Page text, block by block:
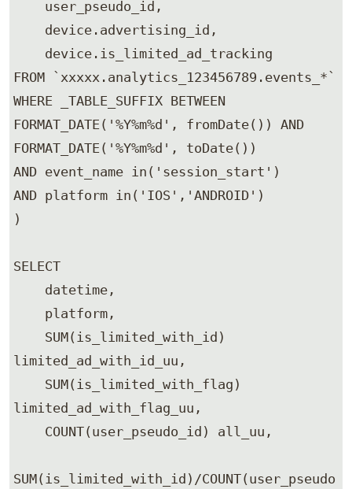
FROM `xxxxx.analytics_123456789.events_*`
WHERE _TABLE_SUFFIX BETWEEN
FORMAT_DATE('%Y%m%d', fromDate()) AND
FORMAT_DATE('%Y%m%d', toDate())
AND event_name in('session_start')
AND platform in('IOS','ANDROID')
)
SELECT
limited_ad_with_id_uu,
limited_ad_with_flag_uu,
SUM(is_limited_with_id)/COUNT(user_pseudo